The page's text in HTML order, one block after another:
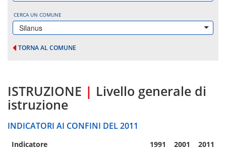
CERCA UN COMUNE
Silanus
TORNA AL COMUNE
ISTRUZIONE | Livello generale di
istruzione
INDICATORI AI CONFINI DEL 2011
Indicatore 1991 2001 2011